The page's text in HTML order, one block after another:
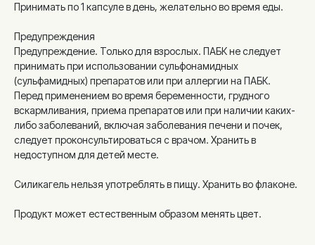
Принимать по 1 капсуле в день, желательно во время еды.
Предупреждения
Предупреждение. Только для взрослых. ПАБК не следует
принимать при использовании сульфонамидных
(сульфамидных) препаратов или при аллергии на ПАБК.
Перед применением во время беременности, грудного
вскармливания, приема препаратов или при наличии каких-
либо заболеваний, включая заболевания печени и почек,
следует проконсультироваться с врачом. Хранить в
недоступном для детей месте.
Силикагель нельзя употреблять в пищу. Хранить во флаконе.
Продукт может естественным образом менять цвет.